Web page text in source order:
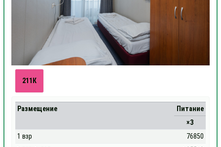
211К
Размещение
Питание
×3
1 взр
76850